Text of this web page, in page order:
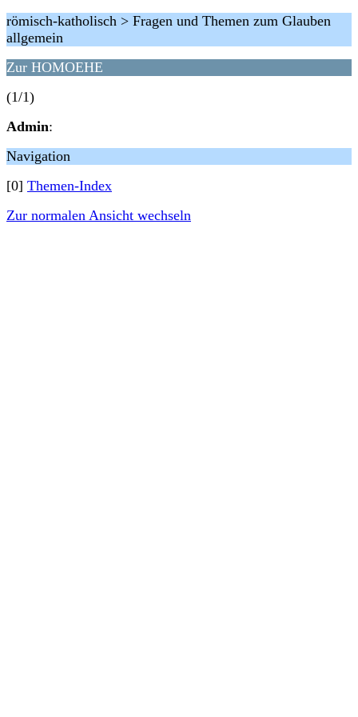
römisch-katholisch > Fragen und Themen zum Glauben
allgemein
Zur HOMOEHE
(1/1)
Admin:
Navigation
[0] Themen-Index
Zur normalen Ansicht wechseln